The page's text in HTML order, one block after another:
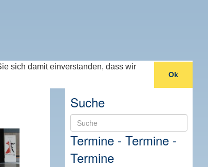
sich damit einverstanden, dass wir
Ok
Suche
Termine - Termine -
Termine